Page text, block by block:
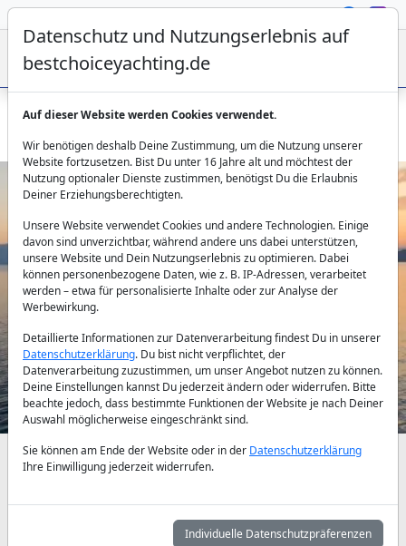
PI 2 Katamaran chartern – Top-Ausstattung, Griechenland
Previous
Verfügbarkeiten und Tagespreise nach Absprache
Mai Juni
3.000 €
Juli
3.000 €
Datenschutz und Nutzungserlebnis auf
bestchoiceyachting.de
Auf dieser Website werden Cookies verwendet.
Wir benötigen deshalb Deine Zustimmung, um die Nutzung unserer
Website fortzusetzen. Bist Du unter 16 Jahre alt und möchtest der
Nutzung optionaler Dienste zustimmen, benötigst Du die Erlaubnis
Deiner Erziehungsberechtigten.
Unsere Website verwendet Cookies und andere Technologien. Einige
davon sind unverzichtbar, während andere uns dabei unterstützen,
unsere Website und Dein Nutzungserlebnis zu optimieren. Dabei
können personenbezogene Daten, wie z. B. IP-Adressen, verarbeitet
werden – etwa für personalisierte Inhalte oder zur Analyse der
Werbewirkung.
Detaillierte Informationen zur Datenverarbeitung findest Du in unserer
Datenschutzerklärung. Du bist nicht verpflichtet, der
Datenverarbeitung zuzustimmen, um unser Angebot nutzen zu können.
Deine Einstellungen kannst Du jederzeit ändern oder widerrufen. Bitte
beachte jedoch, dass bestimmte Funktionen der Website je nach Deiner
Auswahl möglicherweise eingeschränkt sind.
Sie können am Ende der Website oder in der Datenschutzerklärung
Ihre Einwilligung jederzeit widerrufen.
Individuelle Datenschutzpräferenzen